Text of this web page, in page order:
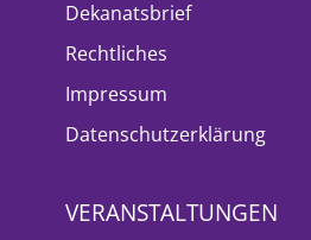
Dekanatsbrief
Rechtliches
Impressum
Datenschutzerklärung
VERANSTALTUNGEN